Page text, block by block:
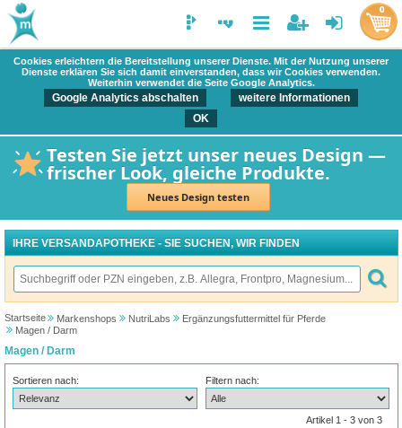
Cookies erleichtern die Bereitstellung unserer Dienste. Mit der Nutzung unserer
Dienste erklären Sie sich damit einverstanden, dass wir Cookies verwenden.
Weiterhin verwendet die Seite Google Analytics.
Google Analytics abschalten
weitere Informationen
OK
Testen Sie jetzt unser neues Design —
frischer Look, gleiche Produkte.
Neues Design testen
0
IHRE VERSANDAPOTHEKE - SIE SUCHEN, WIR FINDEN
Startseite Markenshops NutriLabs
Ergänzungsfuttermittel für Pferde
Magen / Darm
Magen / Darm
Sortieren nach: Filtern nach:
Artikel 1 - 3 von 3